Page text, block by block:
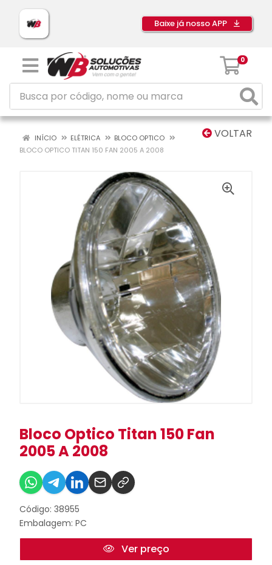
Baixe já nosso APP
0
VOLTAR
INÍCIO ELÉTRICA
BLOCO OPTICO
BLOCO OPTICO TITAN 150 FAN 2005 A 2008
Bloco Optico Titan 150 Fan
2005 A 2008
Código: 38955
Embalagem: PC
Ver preço